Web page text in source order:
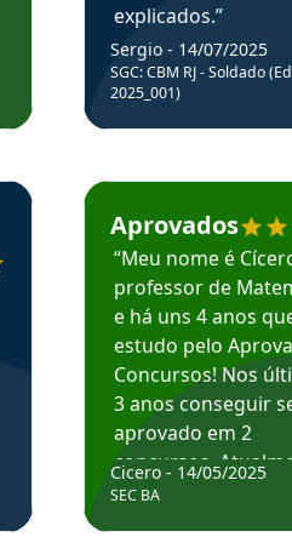
Concursos em depoimento
explicados.”
Sergio - 14/07/2025
SGC: CBM RJ - Soldado
2025_001)
Estudante Cicero
Aprovados
“Meu nome é
professor de
e há uns 4 anos
estudo pelo Aprova
Concursos! Nos
3 anos conseguir
aprovado em 2
concursos.
estou atuando como
Cicero - 14/05/2025
SEC BA